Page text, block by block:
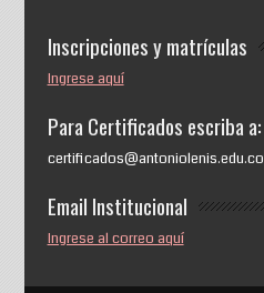
Inscripciones y matrículas
Ingrese aquí
Para Certificados escriba a:
certificados@antoniolenis.edu.co
Email Institucional
Ingrese al correo aquí